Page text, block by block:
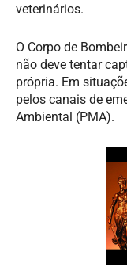
veterinários.
O Corpo de
não deve tentar
própria. Em
pelos canais de
Ambiental (PMA).